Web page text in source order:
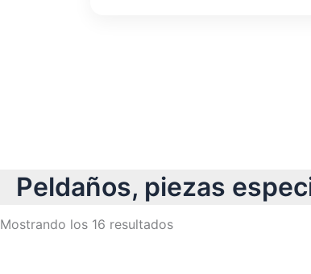
Peldaños, piezas
Mostrando los 16 resultados